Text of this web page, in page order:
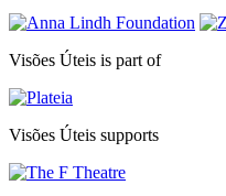
Visões Úteis is part of
Visões Úteis supports